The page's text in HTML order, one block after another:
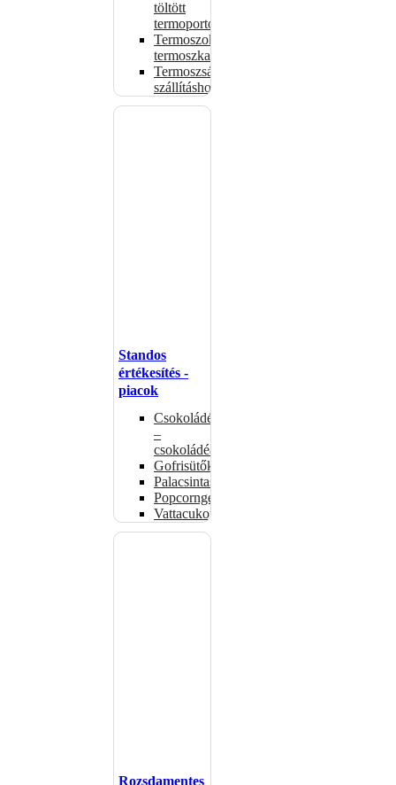
töltött
termoportok
Termoszok,
termoszkannák
Termoszsákok
szállításhoz
Standos
értékesítés -
piacok
Csokoládémelegítők
–
csokoládéadagolók
Gofrisütők
Palacsintasütők
Popcorngépek
Vattacukorgép
Rozsdamentes